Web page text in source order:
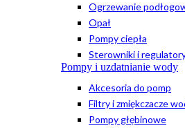
Ogrzewanie
Opał
Pompy ciepła
Sterowniki i
Pompy i uzdatnianie wody
Akcesoria do pomp
Filtry i zmiękczacze
Pompy głębinowe